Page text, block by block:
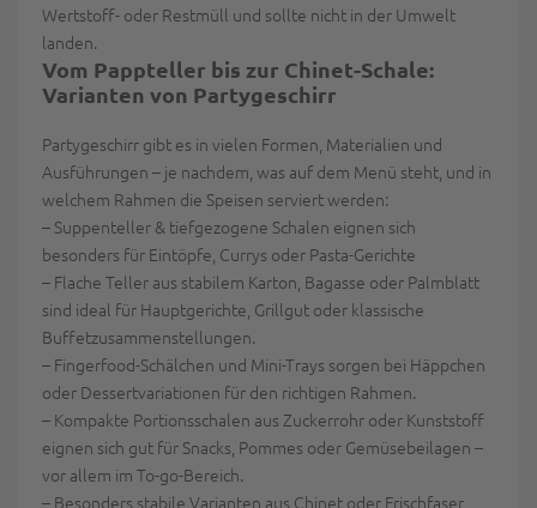
Wertstoff- oder Restmüll und sollte nicht in der Umwelt
landen.
Vom Pappteller bis zur Chinet-Schale:
Varianten von Partygeschirr
Partygeschirr gibt es in vielen Formen, Materialien und
Ausführungen – je nachdem, was auf dem Menü steht, und in
welchem Rahmen die Speisen serviert werden:
– Suppenteller & tiefgezogene Schalen eignen sich
besonders für Eintöpfe, Currys oder Pasta-Gerichte
– Flache Teller aus stabilem Karton, Bagasse oder Palmblatt
sind ideal für Hauptgerichte, Grillgut oder klassische
Buffetzusammenstellungen.
– Fingerfood-Schälchen und Mini-Trays sorgen bei Häppchen
oder Dessertvariationen für den richtigen Rahmen.
– Kompakte Portionsschalen aus Zuckerrohr oder Kunststoff
eignen sich gut für Snacks, Pommes oder Gemüsebeilagen –
vor allem im To-go-Bereich.
– Besonders stabile Varianten aus Chinet oder Frischfaser